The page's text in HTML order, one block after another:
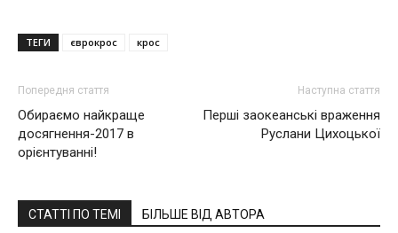
ТЕГИ єврокрос крос
Попередня стаття
Обираємо найкраще
досягнення-2017 в
орієнтуванні!
Наступна стаття
Перші заокеанські враження
Руслани Цихоцької
СТАТТІ ПО ТЕМІ БІЛЬШЕ ВІД АВТОРА